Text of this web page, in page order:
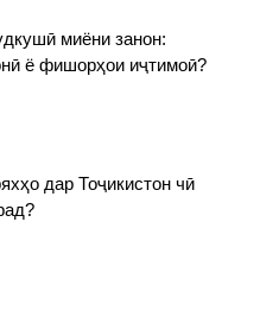
миёни занон:
ё фишорҳои иҷтимоӣ?
дар Тоҷикистон чӣ